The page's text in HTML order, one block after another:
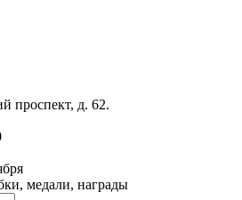
проспект, д. 62.
медали, награды